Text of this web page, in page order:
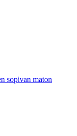
sopivan maton